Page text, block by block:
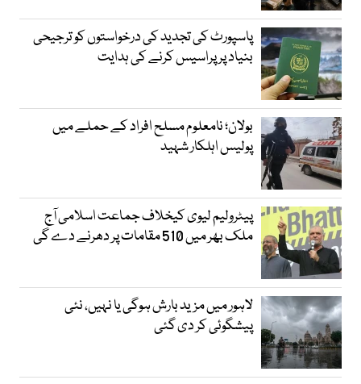
پاسپورٹ کی تجدید کی درخواستوں کو ترجیحی
بنیاد پر پراسیس کرنے کی ہدایت
بولان؛ نامعلوم مسلح افراد کے حملے میں
پولیس اہلکار شہید
پیٹرولیم لیوی کیخلاف جماعت اسلامی آج
ملک بھر میں 510 مقامات پر دھرنے دے گی
لاہور میں مزید بارش ہوگی یا نہیں، نئی
پیشگوئی کر دی گئی